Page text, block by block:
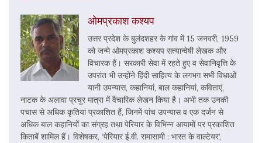
ओमप्रकाश कश्यप
उत्तर प्रदेश के बुलंदशहर के गांव में 15 जनवरी, 1959
को जन्मे ओमप्रकाश कश्यप सत्यान्वेषी लेखक और
विचारक हैं। सरकारी सेवा में रहते हुए व सेवानिवृत्ति के
उपरांत भी उन्होंने हिंदी साहित्य के लगभग सभी विधाओं
यानी उपन्यास, कहानियां, बाल कहानियां, कविताएं,
नाटक के अलावा प्रचुर मात्रा में वैचारिक लेखन किया है। अभी तक उनकी
पचास से अधिक कृतियां प्रकाशित हैं, जिनमें पांच उपन्यास व एक दर्जन से
अधिक बाल कहानियों का संग्रह तथा पेरियार के विभिन्न आयामों पर प्रकाशित
किताबें शामिल हैं। विशेषकर, ‘पेरियार ई.वी. रामासामी : भारत के वाल्टेयर’,